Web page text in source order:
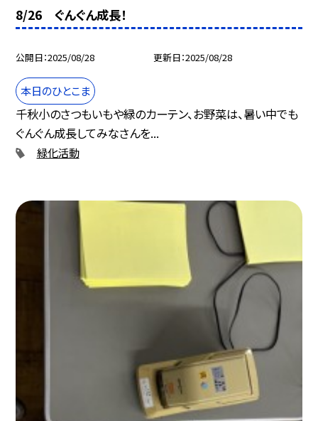
8/26 ぐんぐん成長！
公開日 2025/08/28 更新日 2025/08/28
本日のひとこま
千秋小のさつもいもや緑のカーテン、お野菜は、暑い中でも
ぐんぐん成長してみなさんを...
緑化活動